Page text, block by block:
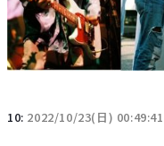
10: 2022/10/23(日)